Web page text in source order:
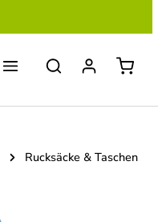
Rucksäcke & Taschen